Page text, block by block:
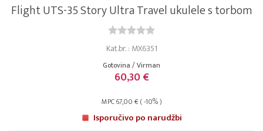
Flight UTS-35 Story Ultra Travel ukulele s torbom
Kat.br. : MX6351
Gotovina / Virman
60,30 €
MPC 67,00 € ( -10% )
Isporučivo po narudžbi